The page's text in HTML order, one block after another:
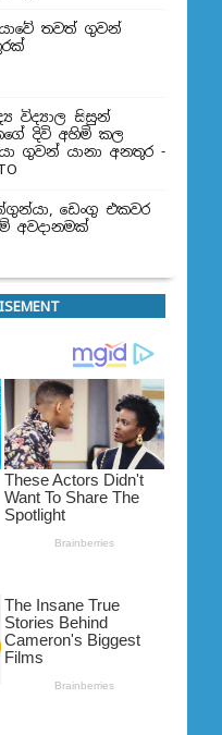
තවත් ගුවන්
විද්‍යාල සිසුන්
දිවි අහිමි කල
ගුවන් යානා අනතුර -
ඩෙංගු එකවර
අවදානමක්